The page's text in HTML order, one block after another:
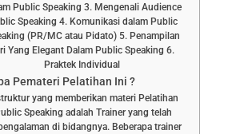
Public Speaking 3. Mengenali Audience
Speaking 4. Komunikasi dalam Public
(PR/MC atau Pidato) 5. Penampilan
Yang Elegant Dalam Public Speaking 6.
Praktek Individual
Pemateri Pelatihan Ini ?
yang memberikan materi Pelatihan
Speaking adalah Trainer yang telah
di bidangnya. Beberapa trainer